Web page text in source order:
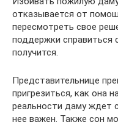
отказывается от
пересмотреть свое
поддержки справиться
получится.
Представительнице
пригрезиться, как она
реальности даму ждет
нее важен. Также сон